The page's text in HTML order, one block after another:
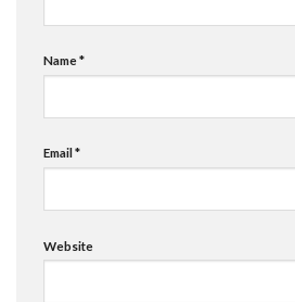
Name*
Email*
Website